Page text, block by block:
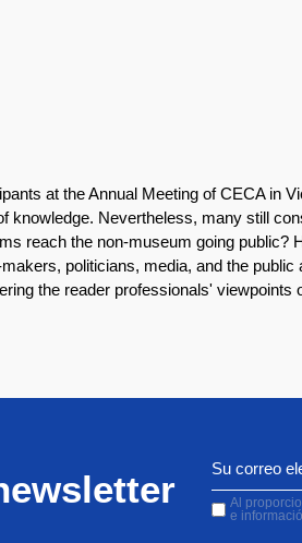
at the Annual Meeting of CECA in
knowledge. Nevertheless, many still
reach the non-museum going
politicians, media, and the
the reader professionals' viewpoints
Al
e